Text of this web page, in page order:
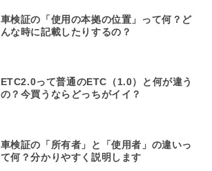
車検証の「使用の本拠の位置」って何？ど
んな時に記載したりするの？
ETC2.0って普通のETC（1.0）と何が違う
の？今買うならどっちがイイ？
車検証の「所有者」と「使用者」の違いっ
て何？分かりやすく説明します